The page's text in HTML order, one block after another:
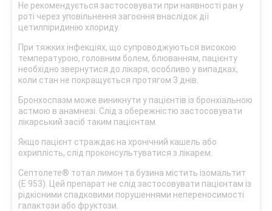
Не рекомендується застосовувати при наявності ран у
роті через уповільнення загоєння внаслідок дії
цетилпіридинію хлориду.
При тяжких інфекціях, що супроводжуються високою
температурою, головним болем, блюванням, пацієнту
необхідно звернутися до лікаря, особливо у випадках,
коли стан не покращується протягом 3 днів.
Бронхоспазм може виникнути у пацієнтів із бронхіальною
астмою в анамнезі. Слід з обережністю застосовувати
лікарський засіб таким пацієнтам.
Якщо пацієнт страждає на хронічний кашель або
охриплість, слід проконсультуватися з лікарем.
Септолете® тотал лимон та бузина містить ізомальтит
(E 953). Цей препарат не слід застосовувати пацієнтам із
рідкісними спадковими порушеннями непереносимості
галактози або фруктози.